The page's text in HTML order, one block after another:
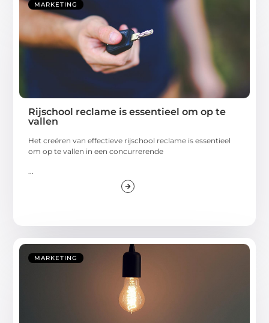
MARKETING
Rijschool reclame is essentieel om op te
vallen
Het creëren van effectieve rijschool reclame is essentieel
om op te vallen in een concurrerende
MARKETING